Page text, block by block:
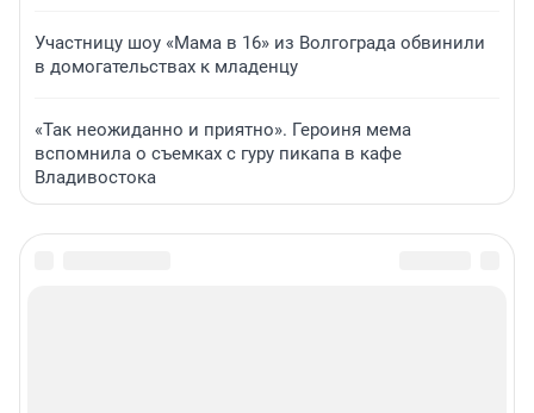
Участницу шоу «Мама в 16» из Волгограда обвинили
в домогательствах к младенцу
«Так неожиданно и приятно». Героиня мема
вспомнила о съемках с гуру пикапа в кафе
Владивостока